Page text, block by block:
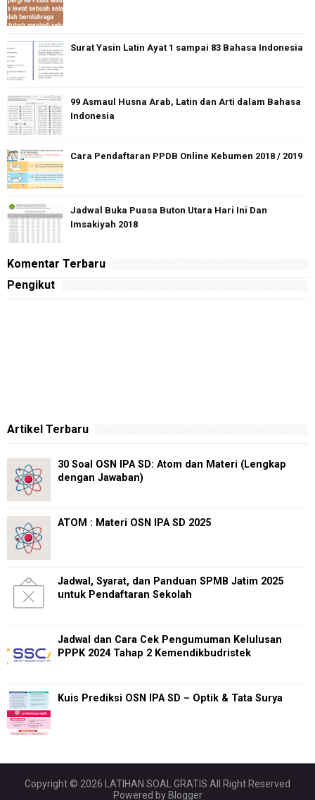
Surat Yasin Latin Ayat 1 sampai 83 Bahasa Indonesia
99 Asmaul Husna Arab, Latin dan Arti dalam Bahasa
Indonesia
Cara Pendaftaran PPDB Online Kebumen 2018 / 2019
Jadwal Buka Puasa Buton Utara Hari Ini Dan
Imsakiyah 2018
Komentar Terbaru
Pengikut
Artikel Terbaru
30 Soal OSN IPA SD: Atom dan Materi (Lengkap
dengan Jawaban)
ATOM : Materi OSN IPA SD 2025
Jadwal, Syarat, dan Panduan SPMB Jatim 2025
untuk Pendaftaran Sekolah
Jadwal dan Cara Cek Pengumuman Kelulusan
PPPK 2024 Tahap 2 Kemendikbudristek
Kuis Prediksi OSN IPA SD – Optik & Tata Surya
Copyright © 2026 LATIHAN SOAL GRATIS All Right Reserved
Powered by Blogger